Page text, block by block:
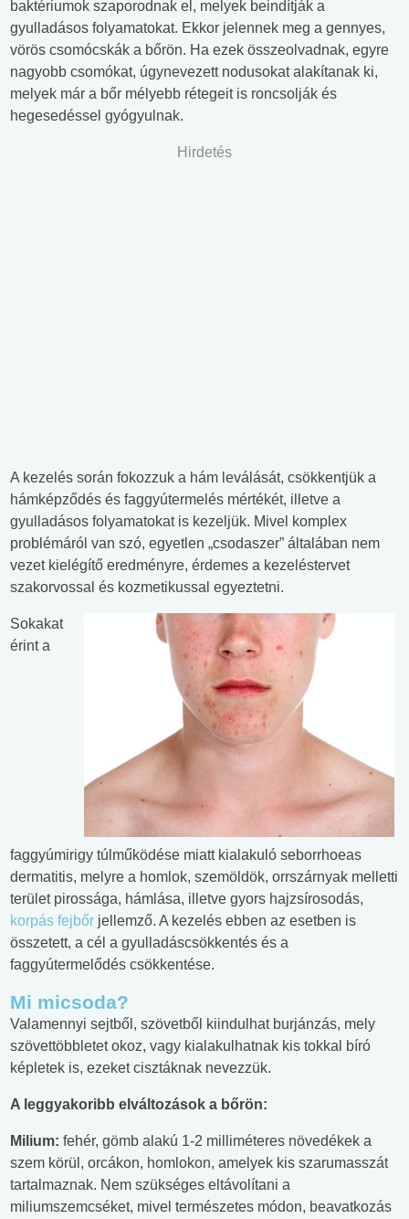
baktériumok szaporodnak el, melyek beindítják a
gyulladásos folyamatokat. Ekkor jelennek meg a gennyes,
vörös csomócskák a bőrön. Ha ezek összeolvadnak, egyre
nagyobb csomókat, úgynevezett nodusokat alakítanak ki,
melyek már a bőr mélyebb rétegeit is roncsolják és
hegesedéssel gyógyulnak.
Hirdetés
A kezelés során fokozzuk a hám leválását, csökkentjük a
hámképződés és faggyútermelés mértékét, illetve a
gyulladásos folyamatokat is kezeljük. Mivel komplex
problémáról van szó, egyetlen „csodaszer” általában nem
vezet kielégítő eredményre, érdemes a kezeléstervet
szakorvossal és kozmetikussal egyeztetni.
Sokakat
érint a
faggyúmirigy túlműködése miatt kialakuló seborrhoeas
dermatitis, melyre a homlok, szemöldök, orrszárnyak melletti
terület pirossága, hámlása, illetve gyors hajzsírosodás,
korpás fejbőr jellemző. A kezelés ebben az esetben is
összetett, a cél a gyulladáscsökkentés és a
faggyútermelődés csökkentése.
Mi micsoda?
Valamennyi sejtből, szövetből kiindulhat burjánzás, mely
szövettöbbletet okoz, vagy kialakulhatnak kis tokkal bíró
képletek is, ezeket cisztáknak nevezzük.
A leggyakoribb elváltozások a bőrön:
Milium: fehér, gömb alakú 1-2 milliméteres növedékek a
szem körül, orcákon, homlokon, amelyek kis szarumasszát
tartalmaznak. Nem szükséges eltávolítani a
miliumszemcséket, mivel természetes módon, beavatkozás